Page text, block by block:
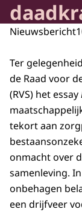
Nieuwsbericht
Ter
de Raad voor
(RVS) het essay
tekort aan
onmacht over
samenleving.
onbehagen
een drijfveer